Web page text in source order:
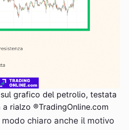
grafico del petrolio, testata
rialzo ®TradingOnline.com
chiaro anche il motivo